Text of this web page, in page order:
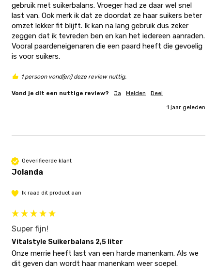
gebruik met suikerbalans. Vroeger had ze daar wel snel
last van. Ook merk ik dat ze doordat ze haar suikers beter
omzet lekker fit blijft. Ik kan na lang gebruik dus zeker
zeggen dat ik tevreden ben en kan het iedereen aanraden.
Vooral paardeneigenaren die een paard heeft die gevoelig
is voor suikers.
1 persoon vond(en) deze review nuttig.
Vond je dit een nuttige review? Ja Melden Deel
1 jaar geleden
Geverifieerde klant
Jolanda
Ik raad dit product aan
Super fijn!
Vitalstyle Suikerbalans 2,5 liter
Onze merrie heeft last van een harde manenkam. Als we
dit geven dan wordt haar manenkam weer soepel.